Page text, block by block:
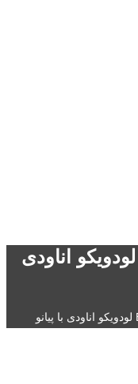
آموزش آهنگ Experience لودویکو اناودی